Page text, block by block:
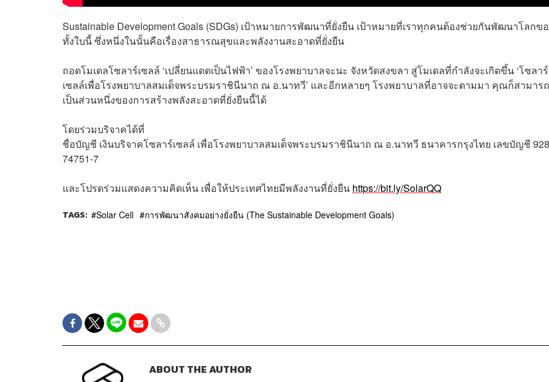
Sustainable Development Goals (SDGs) เป้าหมายการพัฒนาที่ยั่งยืน เป้าหมายที่เราทุกคนต้องช่วยกันพัฒนาโลกขอ
ทั้งใบนี้ ซึ่งหนึ่งในนั้นคือเรื่องสาธารณสุขและพลังงานสะอาดที่ยั่งยืน
ถอดโมเดลโซลาร์เซลล์ ‘เปลี่ยนแดดเป็นไฟฟ้า’ ของโรงพยาบาลจะนะ จังหวัดสงขลา สู่โมเดลที่กำลังจะเกิดขึ้น ‘โซลาร์
เซลล์เพื่อโรงพยาบาลสมเด็จพระบรมราชินีนาถ ณ อ.นาทวี’ และอีกหลายๆ โรงพยาบาลที่อาจจะตามมา คุณก็สามาร
เป็นส่วนหนึ่งของการสร้างพลังสะอาดที่ยั่งยืนนี้ได้
โดยร่วมบริจาคได้ที่
ชื่อบัญชี เงินบริจาคโซลาร์เซลล์ เพื่อโรงพยาบาลสมเด็จพระบรมราชินีนาถ ณ อ.นาทวี ธนาคารกรุงไทย เลขบัญชี
74751-7
และโปรดร่วมแสดงความคิดเห็น เพื่อให้ประเทศไทยมีพลังงานที่ยั่งยืน https://bit.ly/SolarQQ
TAGS: Solar Cell การพัฒนาสังคมอย่างยั่งยืน (The Sustainable Development Goals)
ABOUT THE AUTHOR